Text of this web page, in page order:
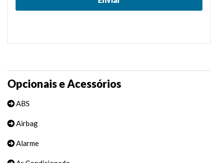
Opcionais e Acessórios
ABS
Airbag
Alarme